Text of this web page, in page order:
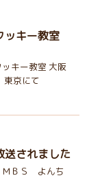
ッキー教室
キー教室 大阪
東京にて
送されました
ＭＢＳ よんち